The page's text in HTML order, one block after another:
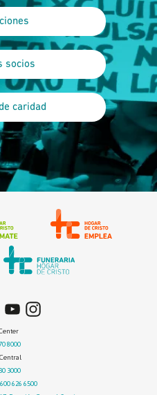
socios
caridad
8000
3000
626 6500